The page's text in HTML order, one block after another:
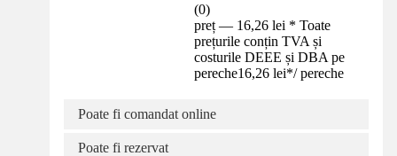
(0)
preț — 16,26 lei * Toate
prețurile conțin TVA și
costurile DEEE și DBA pe
pereche16,26 lei*/ pereche
Poate fi comandat online
Poate fi rezervat